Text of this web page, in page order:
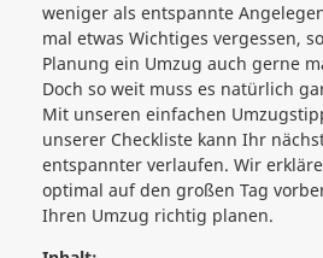
weniger als entspannte
mal etwas Wichtiges vergessen,
Planung ein Umzug auch gerne
Doch so weit muss es natürlich
Mit unseren einfachen
unserer Checkliste kann Ihr
entspannter verlaufen. Wir
optimal auf den großen Tag
Ihren Umzug richtig planen.